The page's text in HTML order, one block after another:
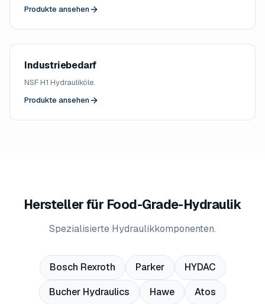
Produkte ansehen
Industriebedarf
NSF H1 Hydrauliköle.
Produkte ansehen
Hersteller für Food-Grade-Hydraulik
Spezialisierte Hydraulikkomponenten.
Bosch Rexroth Parker
HYDAC
Bucher Hydraulics
Hawe Atos